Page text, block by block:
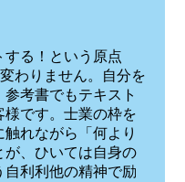
する！という原点
わりません。自分を
考書でもテキスト
です。士業の枠を
れながら「何より
が、ひいては自身の
利利他の精神で励